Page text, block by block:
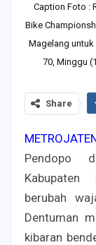
Caption Foto :
Bike
Magelang untuk
70, Minggu
Share
Pendopo
berubah
Dentuman
kibaran